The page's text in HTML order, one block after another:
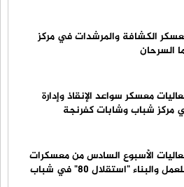
الكشافة والمرشدات في مركز
السرحان
معسكر سواعد الإنقاذ وإدارة
مركز شباب وشابات كفرنجة
الأسبوع السادس من معسكرات
الحسين للعمل والبناء "استقلال 80" في شباب